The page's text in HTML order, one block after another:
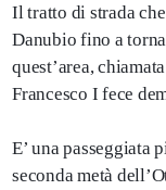
Il tratto di strada
Danubio fino a
quest’area, chiamata
Francesco I fece
E’ una passeggiata
seconda metà